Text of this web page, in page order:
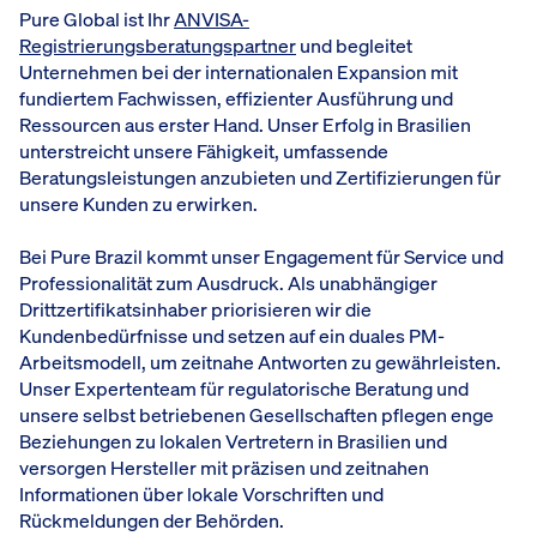
Pure Global ist IhrANVISA-
Registrierungsberatungspartnerund begleitet
Unternehmen bei der internationalen Expansion mit
fundiertem Fachwissen, effizienter Ausführung und
Ressourcen aus erster Hand. Unser Erfolg in Brasilien
unterstreicht unsere Fähigkeit, umfassende
Beratungsleistungen anzubieten und Zertifizierungen für
unsere Kunden zu erwirken.
Bei Pure Brazil kommt unser Engagement für Service und
Professionalität zum Ausdruck. Als unabhängiger
Drittzertifikatsinhaber priorisieren wir die
Kundenbedürfnisse und setzen auf ein duales PM-
Arbeitsmodell, um zeitnahe Antworten zu gewährleisten.
Unser Expertenteam für regulatorische Beratung und
unsere selbst betriebenen Gesellschaften pflegen enge
Beziehungen zu lokalen Vertretern in Brasilien und
versorgen Hersteller mit präzisen und zeitnahen
Informationen über lokale Vorschriften und
Rückmeldungen der Behörden.